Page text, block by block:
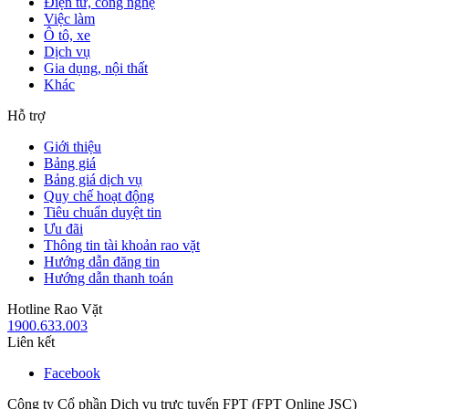
Việc làm
Ô tô, xe
Dịch vụ
Gia dụng, nội thất
Khác
Hỗ trợ
Giới thiệu
Bảng giá
Bảng giá dịch vụ
Quy chế hoạt động
Tiêu chuẩn duyệt tin
Ưu đãi
Thông tin tài khoản rao vặt
Hướng dẫn đăng tin
Hướng dẫn thanh toán
Hotline Rao Vặt
1900.633.003
Liên kết
Facebook
Công ty Cổ phần Dịch vụ trực tuyến FPT (FPT Online JSC)